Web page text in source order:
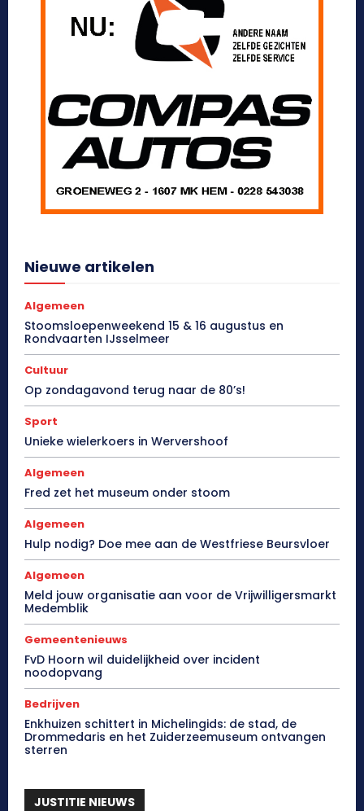
Nieuwe artikelen
Algemeen
Stoomsloepenweekend 15 & 16 augustus en
Rondvaarten IJsselmeer
Cultuur
Op zondagavond terug naar de 80’s!
Sport
Unieke wielerkoers in Wervershoof
Algemeen
Fred zet het museum onder stoom
Algemeen
Hulp nodig? Doe mee aan de Westfriese Beursvloer
Algemeen
Meld jouw organisatie aan voor de Vrijwilligersmarkt
Medemblik
Gemeentenieuws
FvD Hoorn wil duidelijkheid over incident
noodopvang
Bedrijven
Enkhuizen schittert in Michelingids: de stad, de
Drommedaris en het Zuiderzeemuseum ontvangen
sterren
JUSTITIE NIEUWS